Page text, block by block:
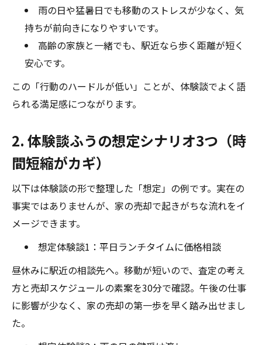
雨の日や猛暑日でも移動のストレスが少なく、気
持ちが前向きになりやすいです。
高齢の家族と一緒でも、駅近なら歩く距離が短く
安心です。
この「行動のハードルが低い」ことが、体験談でよく語
られる満足感につながります。
2. 体験談ふうの想定シナリオ3つ（時
間短縮がカギ）
以下は体験談の形で整理した「想定」の例です。実在の
事実ではありませんが、家の売却で起きがちな流れをイ
メージできます。
想定体験談1：平日ランチタイムに価格相談
昼休みに駅近の相談先へ。移動が短いので、査定の考え
方と売却スケジュールの素案を30分で確認。午後の仕事
に影響が少なく、家の売却の第一歩を早く踏み出せまし
た。